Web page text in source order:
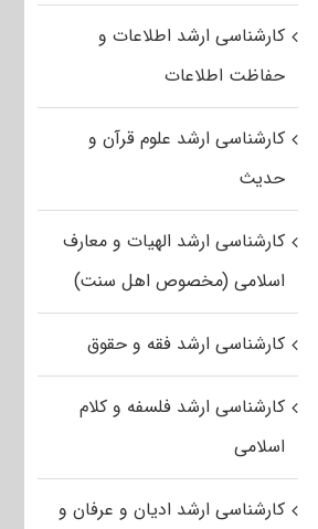
کارشناسی ارشد اطلاعات و
حفاظت اطلاعات
کارشناسی ارشد علوم قرآن و
حدیث
کارشناسی ارشد الهیات و معارف
اسلامی (مخصوص اهل سنت)
کارشناسی ارشد فقه و حقوق
کارشناسی ارشد فلسفه و کلام
اسلامی
کارشناسی ارشد ادیان و عرفان و